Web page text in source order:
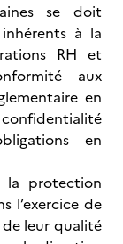
se doit
à la
RH et
aux
en
en
protection
l’exercice de
leur qualité